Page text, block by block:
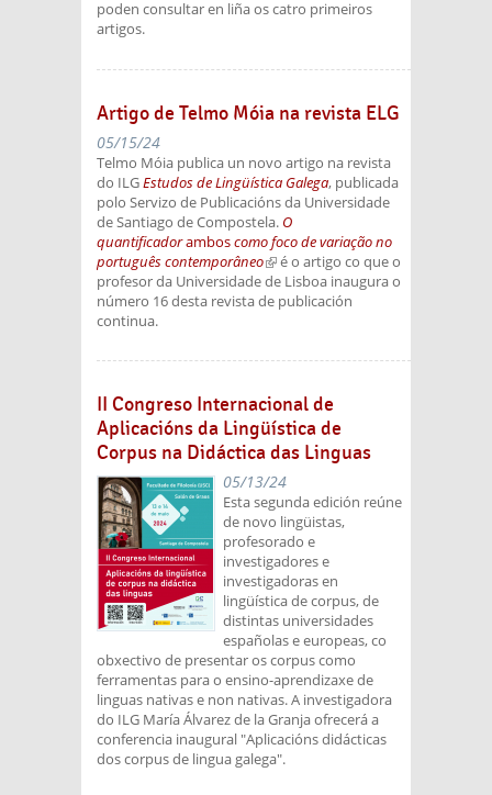
external)
poden consultar en liña os catro primeiros
artigos.
Artigo de Telmo Móia na revista ELG
05/15/24
Telmo Móia publica un novo artigo na revista
do ILGEstudos de Lingüística Galega, publicada
polo Servizo de Publicacións da Universidade
de Santiago de Compostela. O
quantificadoramboscomo foco de variação no
português contemporâneo(link is external)
é o artigo co que o
profesor da Universidade de Lisboa inaugura o
número 16 desta revista de publicación
continua.
II Congreso Internacional de
Aplicacións da Lingüística de
Corpus na Didáctica das Linguas
05/13/24
Esta segunda edición reúne
de novo lingüistas,
profesorado e
investigadores e
investigadoras en
lingüística de corpus, de
distintas universidades
españolas e europeas, co
obxectivo de presentar os corpus como
ferramentas para o ensino-aprendizaxe de
linguas nativas e non nativas. A investigadora
do ILG María Álvarez de la Granja ofrecerá a
conferencia inaugural "Aplicacións didácticas
dos corpus de lingua galega".